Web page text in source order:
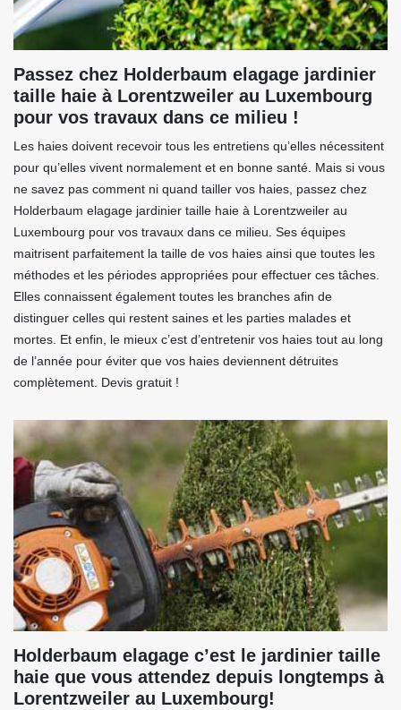
Passez chez Holderbaum elagage jardinier
taille haie à Lorentzweiler au Luxembourg
pour vos travaux dans ce milieu !
Les haies doivent recevoir tous les entretiens qu’elles nécessitent
pour qu’elles vivent normalement et en bonne santé. Mais si vous
ne savez pas comment ni quand tailler vos haies, passez chez
Holderbaum elagage jardinier taille haie à Lorentzweiler au
Luxembourg pour vos travaux dans ce milieu. Ses équipes
maitrisent parfaitement la taille de vos haies ainsi que toutes les
méthodes et les périodes appropriées pour effectuer ces tâches.
Elles connaissent également toutes les branches afin de
distinguer celles qui restent saines et les parties malades et
mortes. Et enfin, le mieux c’est d’entretenir vos haies tout au long
de l’année pour éviter que vos haies deviennent détruites
complètement. Devis gratuit !
Holderbaum elagage c’est le jardinier taille
haie que vous attendez depuis longtemps à
Lorentzweiler au Luxembourg!